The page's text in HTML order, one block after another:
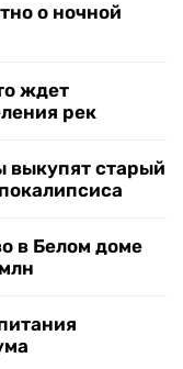
о ночной
ждет
рек
выкупят старый
в Белом доме